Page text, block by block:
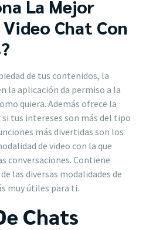
La Mejor
Chat Con
de tus contenidos, la
la aplicación da permiso a la
quiera. Además ofrece la
tus intereses son más del tipo
más divertidas son los
de video con la que
conversaciones. Contiene
las diversas modalidades de
muy útiles para ti.
Chats